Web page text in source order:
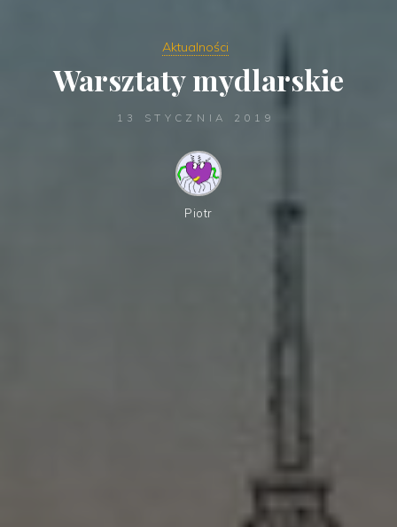
Aktualności
Warsztaty mydlarskie
13 STYCZNIA 2019
Piotr